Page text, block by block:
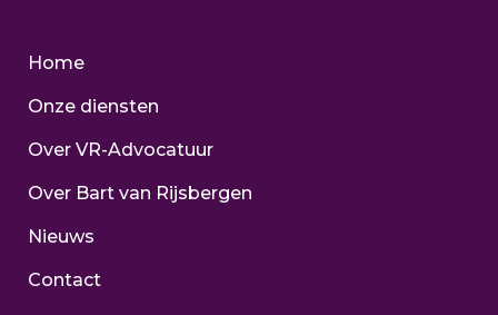
Home
Onze diensten
Over VR-Advocatuur
Over Bart van Rijsbergen
Nieuws
Contact